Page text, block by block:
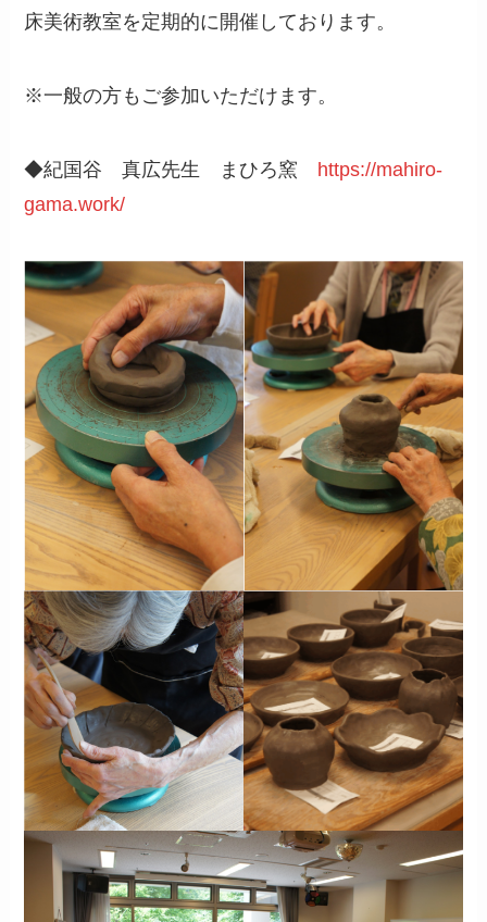
床美術教室を定期的に開催しております。
※一般の方もご参加いただけます。
◆紀国谷 真広先生 まひろ窯 https://mahiro-
gama.work/